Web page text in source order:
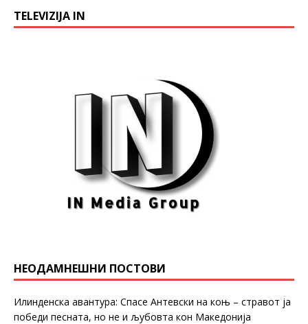
TELEVIZIJA IN
НЕОДАМНЕШНИ ПОСТОВИ
Илинденска авантура: Спасе Антевски на коњ – стравот ја
победи песната, но не и љубовта кон Македонија